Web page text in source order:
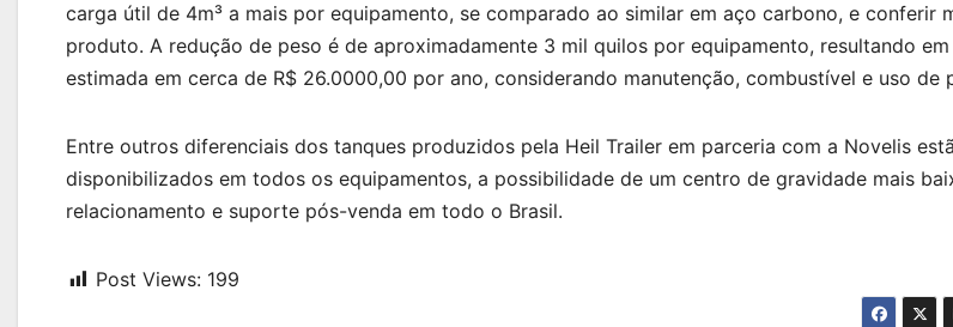
carga útil de 4m³ a mais por equipamento, se comparado ao similar em aço carbono, e conferir
produto. A redução de peso é de aproximadamente 3 mil quilos por equipamento, resultando
estimada em cerca de R$ 26.0000,00 por ano, considerando manutenção, combustível e uso de
Entre outros diferenciais dos tanques produzidos pela Heil Trailer em parceria com a Novelis
disponibilizados em todos os equipamentos, a possibilidade de um centro de gravidade mais
relacionamento e suporte pós-venda em todo o Brasil.
Post Views: 199